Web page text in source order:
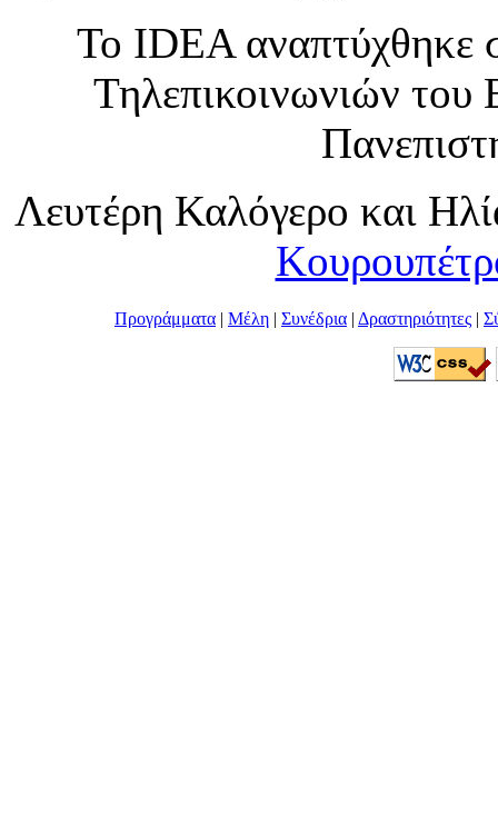
Το IDEA αναπτύχθηκε
Τηλεπικοινωνιών του
Λευτέρη Καλόγερο και
Προγράμματα | Μέλη | Συνέδρια | Δραστηριότητες |